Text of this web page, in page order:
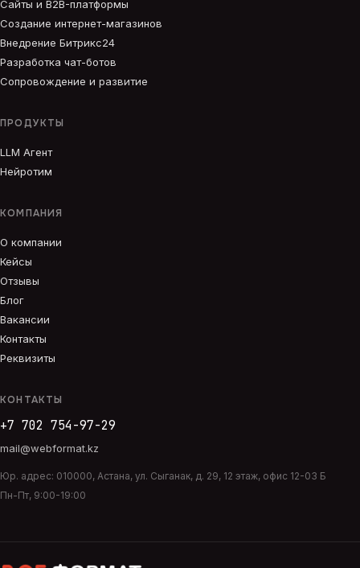
Сайты и B2B-платформы
Создание интернет-магазинов
Внедрение Битрикс24
Разработка чат-ботов
Сопровождение и развитие
ПРОДУКТЫ
LLM Агент
Нейротим
КОМПАНИЯ
О компании
Кейсы
Отзывы
Блог
Вакансии
Контакты
Реквизиты
КОНТАКТЫ
+7 702 754-97-29
mail@webformat.kz
Юр. адрес: 010000, Астана, ул. Сыганак, д. 29, 12 этаж, офис 12-03 Б
Пн-Пт, 9:00-19:00